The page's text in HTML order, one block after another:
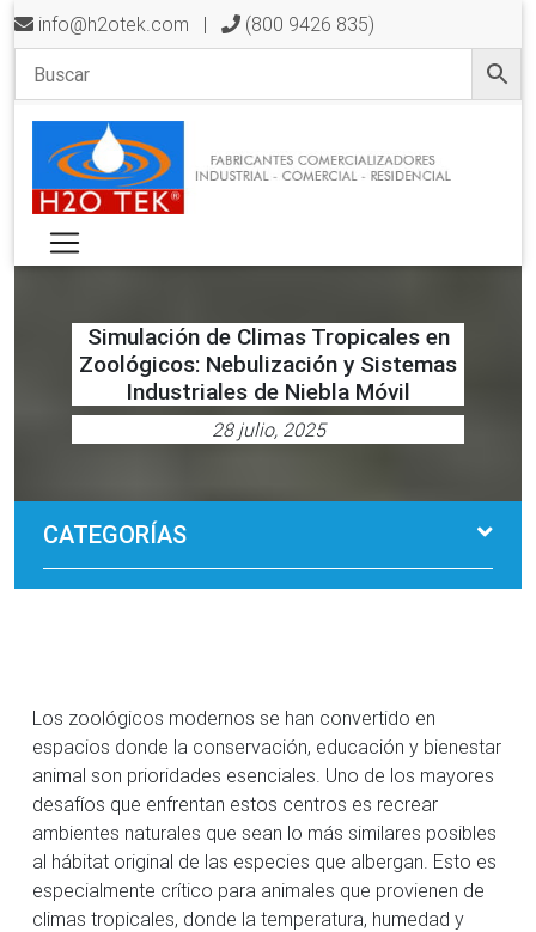
info@h2otek.com | (800 9426 835)
Simulación de Climas Tropicales en
Zoológicos: Nebulización y Sistemas
Industriales de Niebla Móvil
28 julio, 2025
CATEGORÍAS
Los zoológicos modernos se han convertido en
espacios donde la conservación, educación y bienestar
animal son prioridades esenciales. Uno de los mayores
desafíos que enfrentan estos centros es recrear
ambientes naturales que sean lo más similares posibles
al hábitat original de las especies que albergan. Esto es
especialmente crítico para animales que provienen de
climas tropicales, donde la temperatura, humedad y